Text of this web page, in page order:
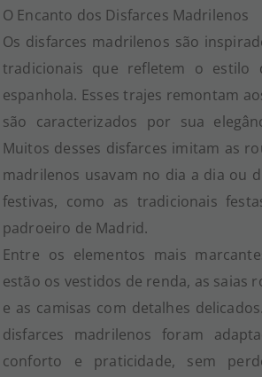
O Encanto dos Disfarces Madrilenos
Os disfarces madrilenos são
tradicionais que refletem o estilo
espanhola. Esses trajes remontam
são caracterizados por sua
Muitos desses disfarces imitam as
madrilenos usavam no dia a dia ou
festivas, como as tradicionais
padroeiro de Madrid.
Entre os elementos mais
estão os vestidos de renda, as saias
e as camisas com detalhes
disfarces madrilenos foram
conforto e praticidade, sem